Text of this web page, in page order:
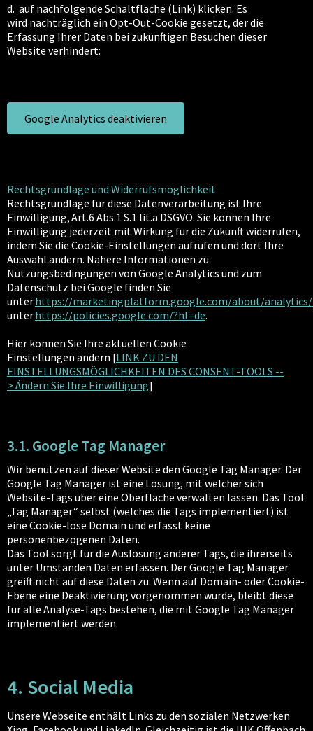
d. auf nachfolgende Schaltfläche (Link) klicken. Es
wird nachträglich ein Opt-Out-Cookie gesetzt, der die
Erfassung Ihrer Daten bei zukünftigen Besuchen dieser
Website verhindert:
Google Analytics deaktivieren
Rechtsgrundlage und Widerrufsmöglichkeit
Rechtsgrundlage für diese Datenverarbeitung ist Ihre
Einwilligung, Art.6 Abs.1 S.1 lit.a DSGVO. Sie können Ihre
Einwilligung jederzeit mit Wirkung für die Zukunft widerrufen,
indem Sie die Cookie-Einstellungen aufrufen und dort Ihre
Auswahl ändern. Nähere Informationen zu
Nutzungsbedingungen von Google Analytics und zum
Datenschutz bei Google finden Sie
unterhttps://marketingplatform.google.com/about/
unterhttps://policies.google.com/?hl=de.
Hier können Sie Ihre aktuellen Cookie
Einstellungen ändern [LINK ZU DEN
EINSTELLUNGSMÖGLICHKEITEN DES CONSENT-TOOLS --
> Ändern Sie Ihre Einwilligung]
3.1. Google Tag Manager
Wir benutzen auf dieser Website den Google Tag Manager. Der
Google Tag Manager ist eine Lösung, mit welcher sich
Website-Tags über eine Oberfläche verwalten lassen. Das Tool
„Tag Manager“ selbst (welches die Tags implementiert) ist
eine Cookie-lose Domain und erfasst keine
personenbezogenen Daten.
Das Tool sorgt für die Auslösung anderer Tags, die ihrerseits
unter Umständen Daten erfassen. Der Google Tag Manager
greift nicht auf diese Daten zu. Wenn auf Domain- oder Cookie-
Ebene eine Deaktivierung vorgenommen wurde, bleibt diese
für alle Analyse-Tags bestehen, die mit Google Tag Manager
implementiert werden.
4. Social Media
Unsere Webseite enthält Links zu den sozialen Netzwerken